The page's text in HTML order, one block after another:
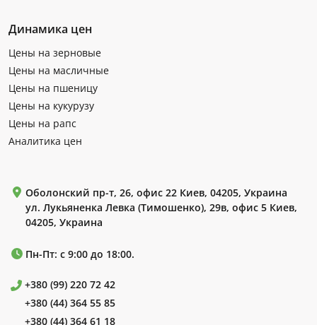
Динамика цен
Цены на зерновые
Цены на масличные
Цены на пшеницу
Цены на кукурузу
Цены на рапс
Аналитика цен
Оболонский пр-т, 26, офис 22 Киев, 04205, Украина
ул. Лукьяненка Левка (Тимошенко), 29в, офис 5 Киев,
04205, Украина
Пн-Пт: с 9:00 до 18:00.
+380 (99) 220 72 42
+380 (44) 364 55 85
+380 (44) 364 61 18